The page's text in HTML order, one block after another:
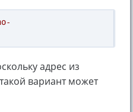
адрес из
вариант может